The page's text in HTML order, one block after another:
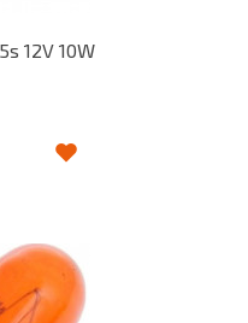
12V 10W